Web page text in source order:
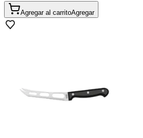
Agregar al carritoAgregar